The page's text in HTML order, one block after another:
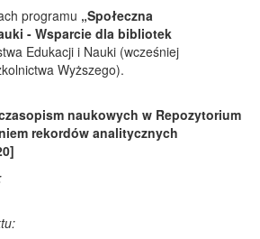
programu „Społeczna
- Wsparcie dla bibliotek
Edukacji i Nauki (wcześniej
Wyższego).
naukowych w Repozytorium
rekordów analitycznych